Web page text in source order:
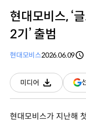
현대모비스, ‘
2기’ 출범
현대모비스2026.06.09
미디어
다운로드
현대모비스가 지난해